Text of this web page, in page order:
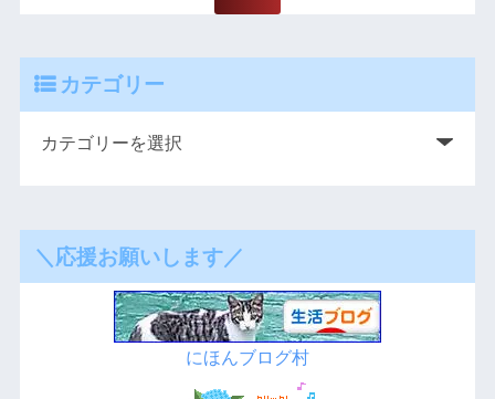
カテゴリー
＼応援お願いします／
にほんブログ村